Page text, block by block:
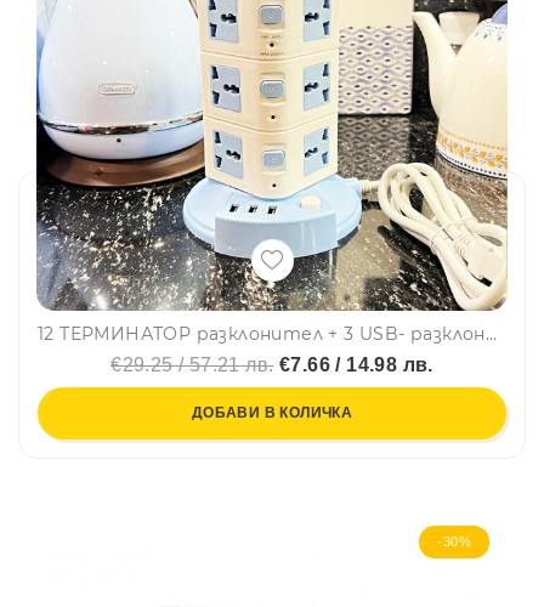
12 ТЕРМИНАТОР разклонител + 3 USB- разклонител с 12 гнезда ~220V и 3 USB порта, 2.1A, LH-A03U, BFO, BF22
€29.25 / 57.21 лв.€7.66 / 14.98 лв.
ДОБАВИ В КОЛИЧКА
-30%